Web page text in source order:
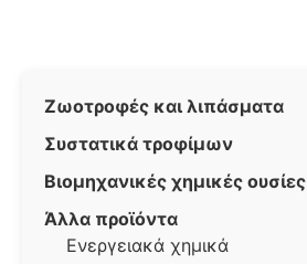
Ζωοτροφές και λιπάσματα
Συστατικά τροφίμων
Βιομηχανικές χημικές ουσίες
Άλλα προϊόντα
Ενεργειακά χημικά